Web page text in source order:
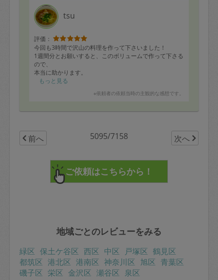
思いました。
また次回もよろしくお願いいたします。
tsu
評価：
今回も3時間で沢山の料理を作って下さいました！
1週間分とお願いすると、このボリュームで作って下さる
ので、
本当に助かります。
全品つまみ食いしましたが、どのお料理も美味しかった
鶏の味噌焼き
豚肉とニラのオイスターソース炒め
牛肉の甘辛炒め
鮭とキャベツのカレー炒め
クリームシチュー
長ネギのコンソメ
人参と卵のソース炒め
もっと見る
※依頼者の依頼当時の主観的な感想です。
前へ 5095/7158 次へ
地域ごとのレビューをみる
緑区 保土ケ谷区 西区 中区 戸塚区 鶴見区
都筑区 港北区 港南区 神奈川区 旭区 青葉区
磯子区 栄区 金沢区 瀬谷区 泉区